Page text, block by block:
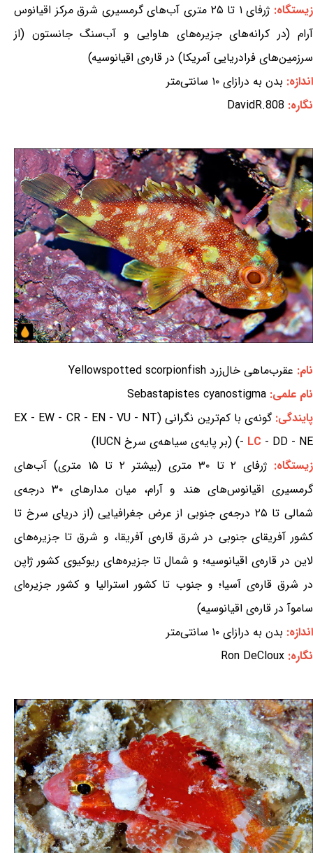
زیستگاه:
ژرفای ۱ تا ۲۵ متری آب‌های گرمسیری شرق مرکز اقیانوس
آرام (در کرانه‌های جزیره‌های هاوایی و آب‌سنگ جانستون (از
سرزمین‌های فرادریایی آمریکا) در قاره‌ی اقیانوسیه)
اندازه: بدن به درازای ۱۰ سانتی‌متر
نگاره: DavidR.808
نام: عقرب‌ماهی خال‌زرد Yellowspotted scorpionfish
نام علمی: Sebastapistes cyanostigma
پایندگی:
گونه‌ی با کم‌ترین نگرانی (EX - EW - CR - EN - VU - NT
- LC - DD - NE) (بر پایه‌ی سیاهه‌ی سرخ IUCN)
زیستگاه:
ژرفای ۲ تا ۳۰ متری (بیشتر ۲ تا ۱۵ متری) آب‌های
گرمسیری اقیانوس‌های هند و آرام، میان مدارهای ۳۰ درجه‌ی
شمالی تا ۲۵ درجه‌ی جنوبی از عرض جغرافیایی (از دریای سرخ تا
کشور آفریقای جنوبی در شرق قاره‌ی آفریقا، و شرق تا جزیره‌های
لاین در قاره‌ی اقیانوسیه؛ و شمال تا جزیره‌های ریوکیوی کشور ژاپن
در شرق قاره‌ی آسیا؛ و جنوب تا کشور استرالیا و کشور جزیره‌ای
ساموآ در قاره‌ی اقیانوسیه)
اندازه: بدن به درازای ۱۰ سانتی‌متر
نگاره: Ron DeCloux